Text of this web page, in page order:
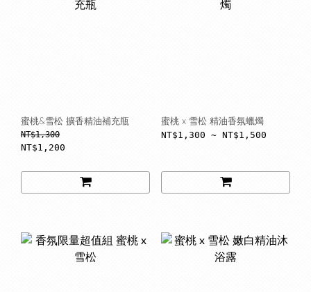
蜜桃&雪松 擴香精油補充瓶
NT$1,300
NT$1,200
蜜桃 x 雪松 精油香氛蠟燭
NT$1,300 ~ NT$1,500